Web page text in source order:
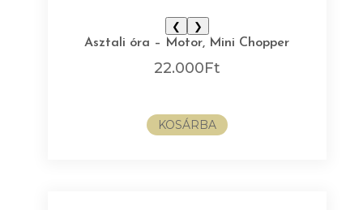
❮
❯
Asztali óra – Motor, Mini Chopper
22.000Ft
KOSÁRBA